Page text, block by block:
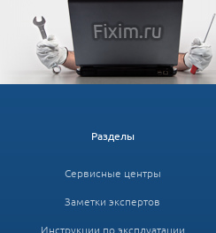
Разделы
Сервисные центры
Заметки экспертов
Инструкции по эксплуатации